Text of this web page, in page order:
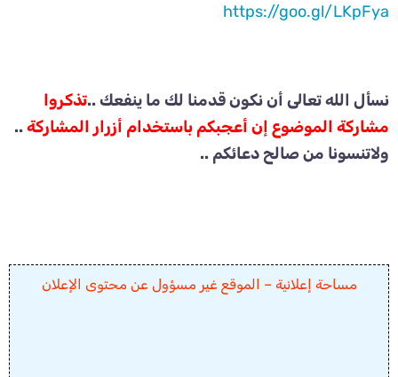
https://goo.gl/LKpFya
نسأل الله تعالى أن نكون قدمنا لك ما ينفعك ..تذكروا
مشاركة الموضوع إن أعجبكم باستخدام أزرار المشاركة..
ولاتنسونا من صالح دعائكم ..
مساحة إعلانية – الموقع غير مسؤول عن محتوى الإعلان